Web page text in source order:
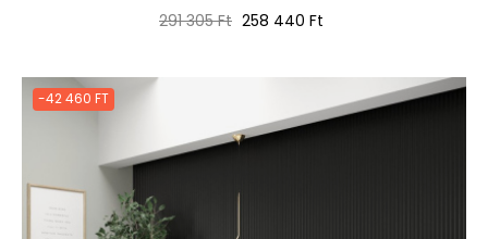
Normál
291 305 Ft Ár
258 440 Ft
-42 460 FT